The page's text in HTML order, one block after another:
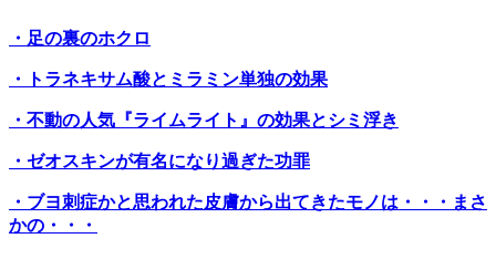
・足の裏のホクロ
・トラネキサム酸とミラミン単独の効果
・不動の人気『ライムライト』の効果とシミ浮き
・ゼオスキンが有名になり過ぎた功罪
・ブヨ刺症かと思われた皮膚から出てきたモノは・・・まさ
かの・・・